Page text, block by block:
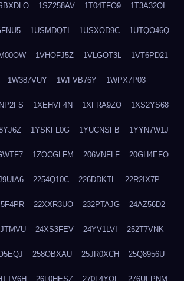
1SZ258AV 1T04TFO9 1T3A32QI
1USMDQTI 1USXOD9C 1UTQO46Q
1VHOFJ5Z 1VLGOT3L 1VT6PD21
1W387VUY 1WFVB76Y 1WPX7P03
1XEHVF4N 1XFRA9ZO 1XS2YS68
1YSKFL0G 1YUCNSFB 1YYN7W1J
1ZOCGLFM 206VNFLF 20GH4EFO
2254Q10C 226DDKTL 22R2IX7P
22XXR3UO 232PTAJG 24AZ56D2
24XS3FEV 24YV1LVI 252T7VNK
258OBXAU 25JR0XCH 25Q8956U
26L0HESZ 270L4YOL 276UFPNM